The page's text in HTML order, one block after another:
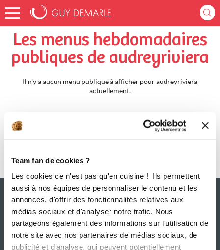
Team fan de cookies ?
Les cookies ce n'est pas qu'en cuisine ! Ils permettent
aussi à nos équipes de personnaliser le contenu et les
annonces, d'offrir des fonctionnalités relatives aux
médias sociaux et d'analyser notre trafic. Nous
partageons également des informations sur l'utilisation de
notre site avec nos partenaires de médias sociaux, de
publicité et d'analyse, qui peuvent potentiellement
Accueil audreyriviera Menus Hebdomadaires
Les menus hebdomadaires
publiques de audreyriviera
Il n'y a aucun menu publique à afficher pour audreyriviera
actuellement.